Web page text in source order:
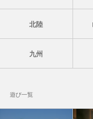
北陸
九州
遊び一覧